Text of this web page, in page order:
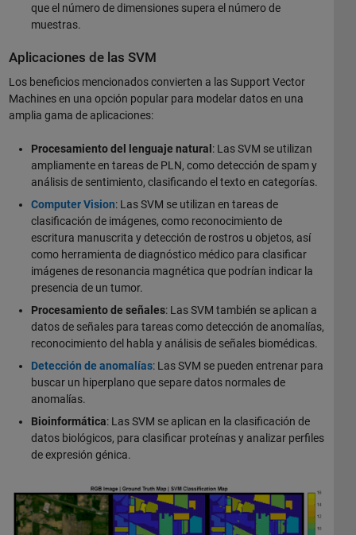
que el número de dimensiones supera el número de
muestras.
Aplicaciones de las SVM
Los beneficios mencionados convierten a las Support Vector
Machines en una opción popular para modelar datos en una
amplia gama de aplicaciones:
Procesamiento del lenguaje natural : Las SVM se utilizan
ampliamente en tareas de PLN, como detección de spam y
análisis de sentimiento, clasificando el texto en categorías.
Computer Vision: Las SVM se utilizan en tareas de
clasificación de imágenes, como reconocimiento de
escritura manuscrita y detección de rostros u objetos, así
como herramienta de diagnóstico médico para clasificar
imágenes de resonancia magnética que podrían indicar la
presencia de un tumor.
Procesamiento de señales: Las SVM también se aplican a
datos de señales para tareas como detección de anomalías,
reconocimiento del habla y análisis de señales biomédicas.
Detección de anomalías: Las SVM se pueden entrenar para
buscar un hiperplano que separe datos normales de
anomalías.
Bioinformática: Las SVM se aplican en la clasificación de
datos biológicos, para clasificar proteínas y analizar perfiles
de expresión génica.